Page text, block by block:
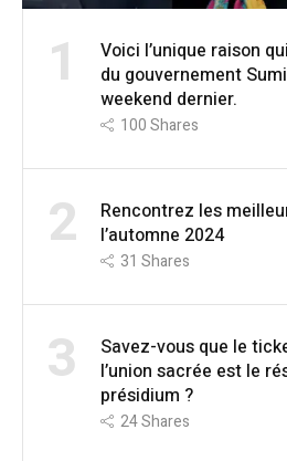
1
Voici l’unique raison
du gouvernement
weekend dernier.
100Shares
2
Rencontrez les
l’automne 2024
31 Shares
3
Savez-vous que le
l’union sacrée est le
présidium ?
24Shares